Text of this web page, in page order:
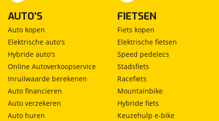
AUTO'S
Auto kopen
Elektrische auto's
Hybride auto's
Online Autoverkoopservice
Inruilwaarde berekenen
Auto financieren
Auto verzekeren
Auto huren
FIETSEN
Fiets kopen
Elektrische fietsen
Speed pedelecs
Stadsfiets
Racefiets
Mountainbike
Hybride fiets
Keuzehulp e-bike